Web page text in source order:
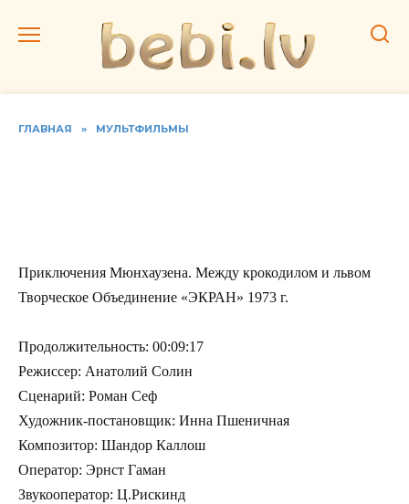
ГЛАВНАЯ » МУЛЬТФИЛЬМЫ
Приключения Мюнхаузена. Между крокодилом и львом
Творческое Объединение «ЭКРАН» 1973 г.
Продолжительность: 00:09:17
Режиссер: Анатолий Солин
Сценарий: Роман Сеф
Художник-постановщик: Инна Пшеничная
Композитор: Шандор Каллош
Оператор: Эрнст Гаман
Звукооператор: Ц.Рискинд